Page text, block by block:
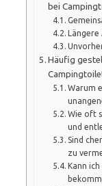
bei
Häufig
Warum
Wie oft
und
Sind
zu
Kann